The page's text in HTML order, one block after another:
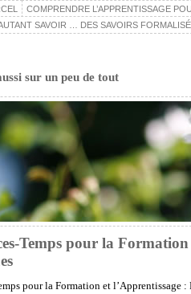
COMPRENDRE L’APPRENTISSAGE
SAVOIR … DES SAVOIRS
sur un peu de tout
Temps pour la
pour la Formation et